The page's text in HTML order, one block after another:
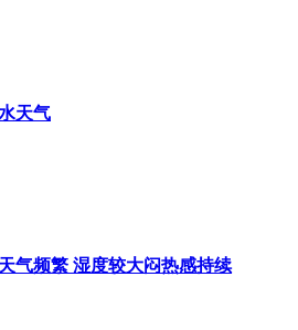
天气
气频繁 湿度较大闷热感持续